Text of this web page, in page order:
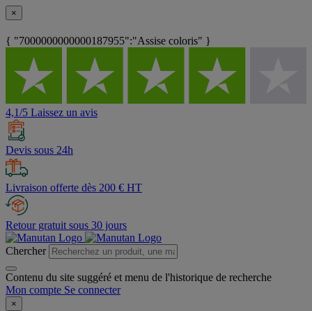
×
{ "7000000000000187955":"Assise coloris" }
4,1/5 Laissez un avis
Devis sous 24h
Livraison offerte dès 200 € HT
Retour gratuit sous 30 jours
Chercher
Contenu du site suggéré et menu de l'historique de recherche
Mon compte Se connecter
×